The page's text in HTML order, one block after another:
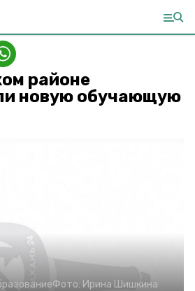
районе
новую обучающую
Фото: Ирина Шишкина